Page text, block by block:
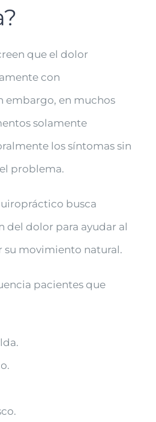
que el dolor
con
embargo, en muchos
solamente
los síntomas sin
problema.
busca
del dolor para ayudar al
su movimiento natural.
pacientes que